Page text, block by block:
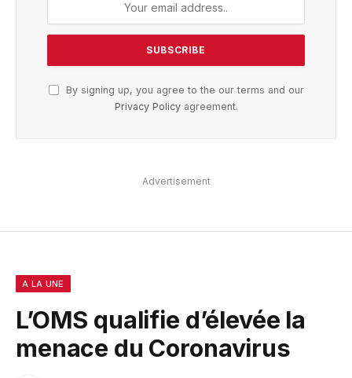
By signing up, you agree to the our terms and our
Privacy Policyagreement.
Advertisement
A LA UNE
L’OMS qualifie d’élevée la
menace du Coronavirus